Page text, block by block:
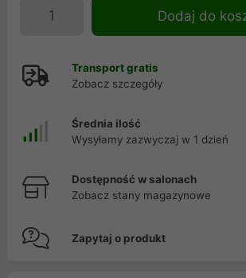
Dodaj do
Transport gratis
Zobacz szczegóły
Średnia ilość
Wysyłamy zazwyczaj w 1 dzień
Dostępność w salonach
Zobacz stany magazynowe
Zapytaj o produkt